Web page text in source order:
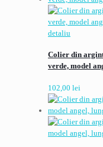
Colier din
verde, model
102,00 lei